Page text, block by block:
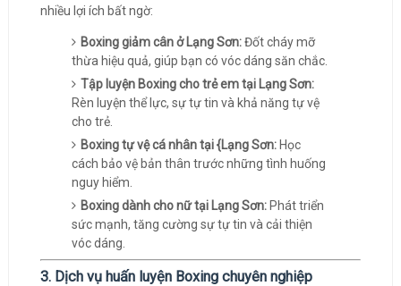
nhiều lợi ích bất ngờ:
Boxing giảm cân ở Lạng Sơn:Đốt cháy mỡ
thừa hiệu quả, giúp bạn có vóc dáng săn chắc.
Tập luyện Boxing cho trẻ em tại Lạng Sơn:
Rèn luyện thể lực, sự tự tin và khả năng tự vệ
cho trẻ.
Boxing tự vệ cá nhân tại {Lạng Sơn:Học
cách bảo vệ bản thân trước những tình huống
nguy hiểm.
Boxing dành cho nữ tại Lạng Sơn:Phát triển
sức mạnh, tăng cường sự tự tin và cải thiện
vóc dáng.
3. Dịch vụ huấn luyện Boxing chuyên nghiệp